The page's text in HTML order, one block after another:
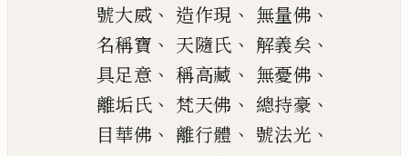
號大威 、 造作現 、 無量佛 、
名稱寶 、 天隨氏 、 解義矣 、
具足意 、 稱高藏 、 無憂佛 、
離垢氏 、 梵天佛 、 總持豪 、
目華佛 、 離行體 、 號法光 、